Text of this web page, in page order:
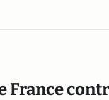
France